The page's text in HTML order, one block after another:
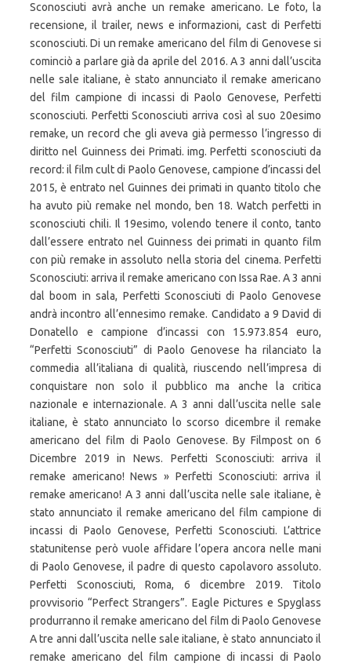
Sconosciuti avrà anche un remake americano. Le foto, la
recensione, il trailer, news e informazioni, cast di Perfetti
sconosciuti. Di un remake americano del film di Genovese si
cominciò a parlare già da aprile del 2016. A 3 anni dall’uscita
nelle sale italiane, è stato annunciato il remake americano
del film campione di incassi di Paolo Genovese, Perfetti
sconosciuti. Perfetti Sconosciuti arriva così al suo 20esimo
remake, un record che gli aveva già permesso l’ingresso di
diritto nel Guinness dei Primati. img. Perfetti sconosciuti da
record: il film cult di Paolo Genovese, campione d’incassi del
2015, è entrato nel Guinnes dei primati in quanto titolo che
ha avuto più remake nel mondo, ben 18. Watch perfetti in
sconosciuti chili. Il 19esimo, volendo tenere il conto, tanto
dall’essere entrato nel Guinness dei primati in quanto film
con più remake in assoluto nella storia del cinema. Perfetti
Sconosciuti: arriva il remake americano con Issa Rae. A 3 anni
dal boom in sala, Perfetti Sconosciuti di Paolo Genovese
andrà incontro all’ennesimo remake. Candidato a 9 David di
Donatello e campione d’incassi con 15.973.854 euro,
“Perfetti Sconosciuti” di Paolo Genovese ha rilanciato la
commedia all’italiana di qualità, riuscendo nell’impresa di
conquistare non solo il pubblico ma anche la critica
nazionale e internazionale. A 3 anni dall’uscita nelle sale
italiane, è stato annunciato lo scorso dicembre il remake
americano del film di Paolo Genovese. By Filmpost on 6
Dicembre 2019 in News. Perfetti Sconosciuti: arriva il
remake americano! News » Perfetti Sconosciuti: arriva il
remake americano! A 3 anni dall’uscita nelle sale italiane, è
stato annunciato il remake americano del film campione di
incassi di Paolo Genovese, Perfetti Sconosciuti. L’attrice
statunitense però vuole affidare l’opera ancora nelle mani
di Paolo Genovese, il padre di questo capolavoro assoluto.
Perfetti Sconosciuti, Roma, 6 dicembre 2019. Titolo
provvisorio “Perfect Strangers”. Eagle Pictures e Spyglass
produrranno il remake americano del film di Paolo Genovese
A tre anni dall’uscita nelle sale italiane, è stato annunciato il
remake americano del film campione di incassi di Paolo